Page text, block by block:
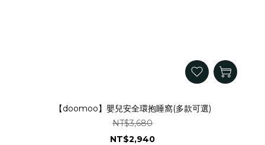
【doomoo】嬰兒安全環抱睡窩(多款可選)
NT$3,680
NT$2,940